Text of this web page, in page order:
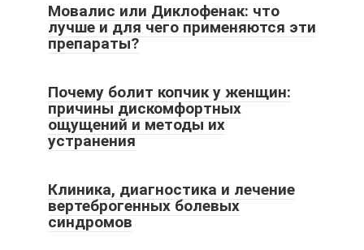
Мовалис или Диклофенак: что
лучше и для чего применяются эти
препараты?
Почему болит копчик у женщин:
причины дискомфортных
ощущений и методы их
устранения
Клиника, диагностика и лечение
вертеброгенных болевых
синдромов